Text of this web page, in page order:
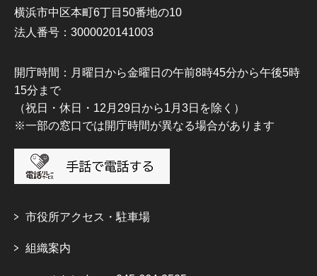
横浜市中区本町6丁目50番地の10
法人番号：3000020141003
開庁時間：月曜日から金曜日の午前8時45分から午後5時
15分まで
（祝日・休日・12月29日から1月3日を除く）
※一部の窓口では開庁時間が異なる場合があります
市役所アクセス・駐車場
組織案内